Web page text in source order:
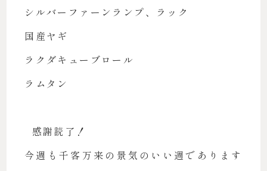
シルバーファーンランプ、ラック
国産ヤギ
ラクダキューブロール
ラムタン
感謝読了！
今週も千客万来の景気のいい週であります